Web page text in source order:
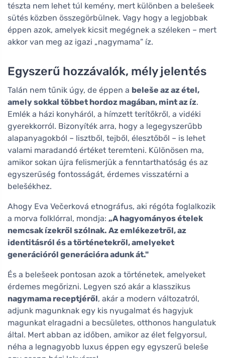
tészta nem lehet túl kemény, mert különben a belešeek
sütés közben összegörbülnek. Vagy hogy a legjobbak
éppen azok, amelyek kicsit megégnek a széleken – mert
akkor van meg az igazi „nagymama” íz.
Egyszerű hozzávalók, mély jelentés
Talán nem tűnik úgy, de éppen a beleše az az étel,
amely sokkal többet hordoz magában, mint az íz.
Emlék a házi konyháról, a hímzett terítőkről, a vidéki
gyerekkorról. Bizonyíték arra, hogy a legegyszerűbb
alapanyagokból – lisztből, tejből, élesztőből – is lehet
valami maradandó értéket teremteni. Különösen ma,
amikor sokan újra felismerjük a fenntarthatóság és az
egyszerűség fontosságát, érdemes visszatérni a
belešékhez.
Ahogy Eva Večerková etnográfus, aki régóta foglalkozik
a morva folklórral, mondja: „A hagyományos ételek
nemcsak ízekről szólnak. Az emlékezetről, az
identitásról és a történetekről, amelyeket
generációról generációra adunk át."
És a belešeek pontosan azok a történetek, amelyeket
érdemes megőrizni. Legyen szó akár a klasszikus
nagymama receptjéről, akár a modern változatról,
adjunk magunknak egy kis nyugalmat és hagyjuk
magunkat elragadni a becsületes, otthonos hangulatuk
által. Mert abban az időben, amikor az élet felgyorsul,
néha a legnagyobb luxus éppen egy egyszerű beleše